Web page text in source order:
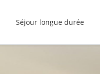
Séjour longue durée